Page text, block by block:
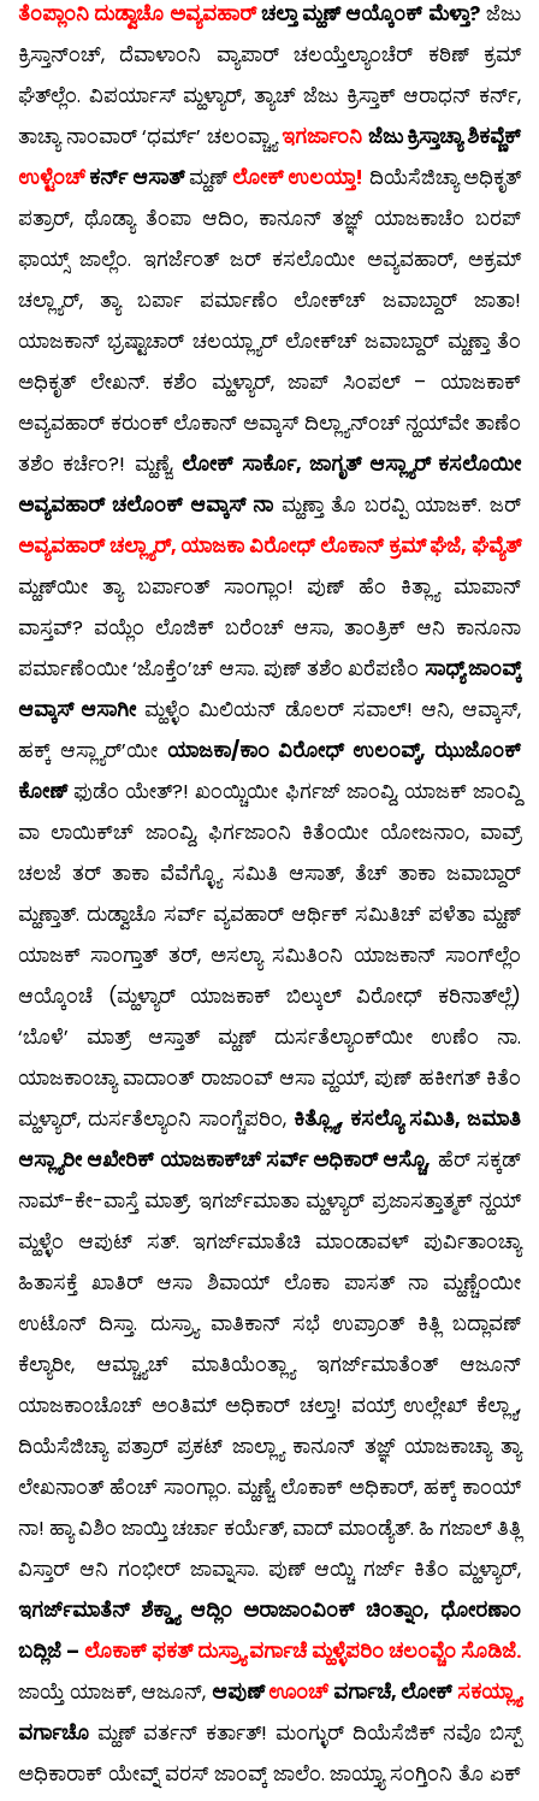
ತೆಂಪ್ಲಾಂನಿ ದುಡ್ವಾಚೊ ಅವ್ಯವಹಾರ್ಚಲ್ತಾ ಮ್ಹಣ್ ಆಯ್ಕೊಂಕ್ ಮೆಳ್ತಾ?ಜೆಜು
ಕ್ರಿಸ್ತಾನ್‍ಂಚ್, ದೆವಾಳಾಂನಿ ವ್ಯಾಪಾರ್ ಚಲಯ್ತೆಲ್ಯಾಂಚೆರ್ ಕಠಿಣ್ ಕ್ರಮ್
ಘೆತ್‍ಲ್ಲೆಂ. ವಿಪರ್ಯಾಸ್ ಮ್ಹಳ್ಯಾರ್, ತ್ಯಾಚ್ ಜೆಜು ಕ್ರಿಸ್ತಾಕ್ ಆರಾಧನ್ ಕರ್ನ್,
ತಾಚ್ಯಾ ನಾಂವಾರ್ ‘ಧರ್ಮ್’ ಚಲಂವ್ಚ್ಯಾಇಗರ್ಜಾಂನಿ ಜೆಜು ಕ್ರಿಸ್ತಾಚ್ಯಾ ಶಿಕವ್ಣೆಕ್
ಉಳ್ಟೆಂಚ್ಕರ್ನ್ ಆಸಾತ್ಮ್ಹಣ್ಲೋಕ್ ಉಲಯ್ತಾ! ದಿಯೆಸೆಜಿಚ್ಯಾ ಅಧಿಕೃತ್
ಪತ್ರಾರ್, ಥೊಡ್ಯಾ ತೆಂಪಾ ಆದಿಂ, ಕಾನೂನ್ ತಜ್ಞ್ ಯಾಜಕಾಚೆಂ ಬರಪ್
ಫಾಯ್ಸ್ ಜಾಲ್ಲೆಂ. ಇಗರ್ಜೆಂತ್ ಜರ್ ಕಸಲೊಯೀ ಅವ್ಯವಹಾರ್, ಅಕ್ರಮ್
ಚಲ್ಲ್ಯಾರ್, ತ್ಯಾ ಬರ್ಪಾ ಪರ್ಮಾಣೆಂ ಲೋಕ್‍ಚ್ ಜವಾಬ್ದಾರ್ ಜಾತಾ!
ಯಾಜಕಾನ್ ಭ್ರಷ್ಟಾಚಾರ್ ಚಲಯ್ಲ್ಯಾರ್ ಲೋಕ್‍ಚ್ ಜವಾಬ್ದಾರ್ ಮ್ಹಣ್ತಾ ತೆಂ
ಅಧಿಕೃತ್ ಲೇಖನ್. ಕಶೆಂ ಮ್ಹಳ್ಯಾರ್, ಜಾಪ್ ಸಿಂಪಲ್ – ಯಾಜಕಾಕ್
ಅವ್ಯವಹಾರ್ ಕರುಂಕ್ ಲೊಕಾನ್ ಅವ್ಕಾಸ್ ದಿಲ್ಲ್ಯಾನ್‍ಂಚ್ ನ್ಹಯ್‍ವೇ ತಾಣೆಂ
ತಶೆಂ ಕರ್ಚೆಂ?! ಮ್ಹಣ್ಜೆ,ಲೋಕ್ ಸಾರ್ಕೊ, ಜಾಗೃತ್ ಆಸ್ಲ್ಯಾರ್ ಕಸಲೊಯೀ
ಅವ್ಯವಹಾರ್ ಚಲೊಂಕ್ ಆವ್ಕಾಸ್ ನಾಮ್ಹಣ್ತಾ ತೊ ಬರವ್ಪಿ ಯಾಜಕ್. ಜರ್
ಅವ್ಯವಹಾರ್ ಚಲ್ಲ್ಯಾರ್, ಯಾಜಕಾ ವಿರೋಧ್ ಲೊಕಾನ್ ಕ್ರಮ್ ಘೆಜೆ, ಘೆವ್ಯೆತ್
ಮ್ಹಣ್‍ಯೀ ತ್ಯಾ ಬರ್ಪಾಂತ್ ಸಾಂಗ್ಲಾಂ! ಪುಣ್ ಹೆಂ ಕಿತ್ಲ್ಯಾ ಮಾಪಾನ್
ವಾಸ್ತವ್? ವಯ್ಲೆಂ ಲೊಜಿಕ್ ಬರೆಂಚ್ ಆಸಾ, ತಾಂತ್ರಿಕ್ ಆನಿ ಕಾನೂನಾ
ಪರ್ಮಾಣೆಂಯೀ ‘ಜೊಕ್ತೆಂ’ಚ್ ಆಸಾ. ಪುಣ್ ತಶೆಂ ಖರೆಪಣಿಂ ಸಾಧ್ಯ್ ಜಾಂವ್ಕ್
ಆವ್ಕಾಸ್ ಆಸಾಗೀಮ್ಹಳ್ಳೆಂ ಮಿಲಿಯನ್ ಡೊಲರ್ ಸವಾಲ್! ಆನಿ, ಆವ್ಕಾಸ್,
ಹಕ್ಕ್ ಆಸ್ಲ್ಯಾರ್’ಯೀ ಯಾಜಕಾ/ಕಾಂ ವಿರೋಧ್ ಉಲಂವ್ಕ್, ಝುಜೊಂಕ್
ಕೋಣ್ಫುಡೆಂ ಯೇತ್?! ಖಂಯ್ಚಿಯೀ ಫಿರ್ಗಜ್ ಜಾಂವ್ದಿ, ಯಾಜಕ್ ಜಾಂವ್ದಿ
ವಾ ಲಾಯಿಕ್‍ಚ್ ಜಾಂವ್ದಿ, ಫಿರ್ಗಜಾಂನಿ ಕಿತೆಂಯೀ ಯೋಜನಾಂ, ವಾವ್ರ್
ಚಲಜೆ ತರ್ ತಾಕಾ ವೆವೆಗ್ಳ್ಯೊ ಸಮಿತಿ ಆಸಾತ್, ತೆಚ್ ತಾಕಾ ಜವಾಬ್ದಾರ್
ಮ್ಹಣ್ತಾತ್. ದುಡ್ವಾಚೊ ಸರ್ವ್ ವ್ಯವಹಾರ್ ಆರ್ಥಿಕ್ ಸಮಿತಿಚ್ ಪಳೆತಾ ಮ್ಹಣ್
ಯಾಜಕ್ ಸಾಂಗ್ತಾತ್ ತರ್, ಅಸಲ್ಯಾ ಸಮಿತಿಂನಿ ಯಾಜಕಾನ್ ಸಾಂಗ್‍ಲ್ಲೆಂ
ಆಯ್ಕೊಂಚೆ (ಮ್ಹಳ್ಯಾರ್ ಯಾಜಕಾಕ್ ಬಿಲ್ಕುಲ್ ವಿರೋಧ್ ಕರಿನಾತ್‍ಲ್ಲೆ)
‘ಬೊಳೆ’ ಮಾತ್ರ್ ಆಸ್ತಾತ್ ಮ್ಹಣ್ ದುರ್ಸತೆಲ್ಯಾಂಕ್‍ಯೀ ಉಣೆಂ ನಾ.
ಯಾಜಕಾಂಚ್ಯಾ ವಾದಾಂತ್ ರಾಜಾಂವ್ ಆಸಾ ವ್ಹಯ್, ಪುಣ್ ಹಕೀಗತ್ ಕಿತೆಂ
ಮ್ಹಳ್ಯಾರ್, ದುರ್ಸತೆಲ್ಯಾಂನಿ ಸಾಂಗ್ಚೆಪರಿಂ, ಕಿತ್ಲ್ಯೊ, ಕಸಲ್ಯೊ ಸಮಿತಿ, ಜಮಾತಿ
ಆಸ್ಲ್ಯಾರೀ ಆಖೇರಿಕ್ ಯಾಜಕಾಕ್‍ಚ್ ಸರ್ವ್ ಅಧಿಕಾರ್ ಆಸ್ಚೊ, ಹೆರ್ ಸಕ್ಕಡ್
ನಾಮ್-ಕೇ-ವಾಸ್ತೆ ಮಾತ್ರ್. ಇಗರ್ಜ್‍ಮಾತಾ ಮ್ಹಳ್ಯಾರ್ ಪ್ರಜಾಸತ್ತಾತ್ಮಕ್ ನ್ಹಯ್
ಮ್ಹಳ್ಳೆಂ ಆಪುಟ್ ಸತ್. ಇಗರ್ಜ್‍ಮಾತೆಚಿ ಮಾಂಡಾವಳ್ ಪುರ್ವಿತಾಂಚ್ಯಾ
ಹಿತಾಸಕ್ತೆ ಖಾತಿರ್ ಆಸಾ ಶಿವಾಯ್ ಲೊಕಾ ಪಾಸತ್ ನಾ ಮ್ಹಣ್ಚೆಂಯೀ
ಉಟೊನ್ ದಿಸ್ತಾ. ದುಸ್ರ್ಯಾ ವಾತಿಕಾನ್ ಸಭೆ ಉಪ್ರಾಂತ್ ಕಿತ್ಲಿ ಬದ್ಲಾವಣ್
ಕೆಲ್ಯಾರೀ, ಆಮ್ಚ್ಯಾಚ್ ಮಾತಿಯೆಂತ್ಲ್ಯಾ ಇಗರ್ಜ್‍ಮಾತೆಂತ್ ಆಜೂನ್
ಯಾಜಕಾಂಚೊಚ್ ಅಂತಿಮ್ ಅಧಿಕಾರ್ ಚಲ್ತಾ! ವಯ್ರ್ ಉಲ್ಲೇಖ್ ಕೆಲ್ಲ್ಯಾ,
ದಿಯೆಸೆಜಿಚ್ಯಾ ಪತ್ರಾರ್ ಪ್ರಕಟ್ ಜಾಲ್ಲ್ಯಾ ಕಾನೂನ್ ತಜ್ಞ್ ಯಾಜಕಾಚ್ಯಾ ತ್ಯಾ
ಲೇಖನಾಂತ್ ಹೆಂಚ್ ಸಾಂಗ್ಲಾಂ. ಮ್ಹಣ್ಜೆ, ಲೊಕಾಕ್ ಅಧಿಕಾರ್, ಹಕ್ಕ್ ಕಾಂಯ್
ನಾ! ಹ್ಯಾ ವಿಶಿಂ ಜಾಯ್ತಿ ಚರ್ಚಾ ಕರ್ಯೆತ್, ವಾದ್ ಮಾಂಡ್ಯೆತ್. ಹಿ ಗಜಾಲ್ ತಿತ್ಲಿ
ವಿಸ್ತಾರ್ ಆನಿ ಗಂಭೀರ್ ಜಾವ್ನಾಸಾ. ಪುಣ್ ಆಯ್ಚಿ ಗರ್ಜ್ ಕಿತೆಂ ಮ್ಹಳ್ಯಾರ್,
ಇಗರ್ಜ್‍ಮಾತೆನ್ ಶೆಕ್ಡ್ಯಾ ಆದ್ಲಿಂ ಅರಾಜಾಂವಿಂಕ್ ಚಿಂತ್ನಾಂ, ಧೋರಣಾಂ
ಬದ್ಲಿಜೆ – ಲೊಕಾಕ್ ಫಕತ್ ದುಸ್ರ್ಯಾ ವರ್ಗಾಚೆ ಮ್ಹಳ್ಳೆಪರಿಂ ಚಲಂವ್ಚೆಂ ಸೊಡಿಜೆ.
ಜಾಯ್ತೆ ಯಾಜಕ್, ಆಜೂನ್, ಆಪುಣ್ಊಂಚ್ವರ್ಗಾಚೆ, ಲೋಕ್ಸಕಯ್ಲ್ಯಾ
ವರ್ಗಾಚೊ ಮ್ಹಣ್ ವರ್ತನ್ ಕರ್ತಾತ್! ಮಂಗ್ಳುರ್ ದಿಯೆಸೆಜಿಕ್ ನವೊ ಬಿಸ್ಪ್
ಅಧಿಕಾರಾಕ್ ಯೇವ್ನ್ ವರಸ್ ಜಾಂವ್ಕ್ ಜಾಲೆಂ. ಜಾಯ್ತ್ಯಾ ಸಂಗ್ತಿಂನಿ ತೊ ಏಕ್